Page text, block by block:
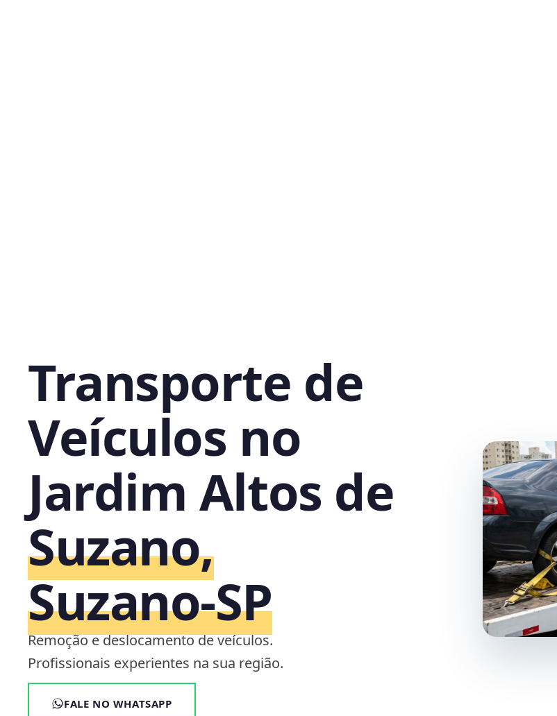
Transporte de
Veículos no
Jardim Altos de
Suzano,
Suzano‑SP
Remoção e deslocamento de veículos.
Profissionais experientes na sua região.
FALE NO WHATSAPP